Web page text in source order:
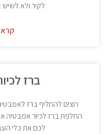
לקיר ולא לשיש
קרא
ברז
רוצים להחליף ברז
החלפת ברז לכיור אמבטיה
לכם את כלי